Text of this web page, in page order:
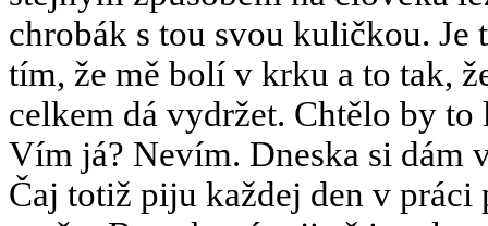
chrobák s tou svou kuličkou. Je
tím, že mě bolí v krku a to tak,
celkem dá vydržet. Chtělo by
Vím já? Nevím. Dneska si dám
Čaj totiž piju každej den v